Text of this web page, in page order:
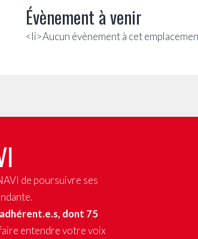
Évènement à venir
<li>Aucun évènement à cet
de poursuivre ses
dont 75
entendre votre voix